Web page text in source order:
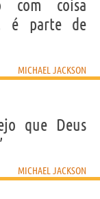
com coisa
é parte de
MICHAEL JACKSON
que Deus
MICHAEL JACKSON